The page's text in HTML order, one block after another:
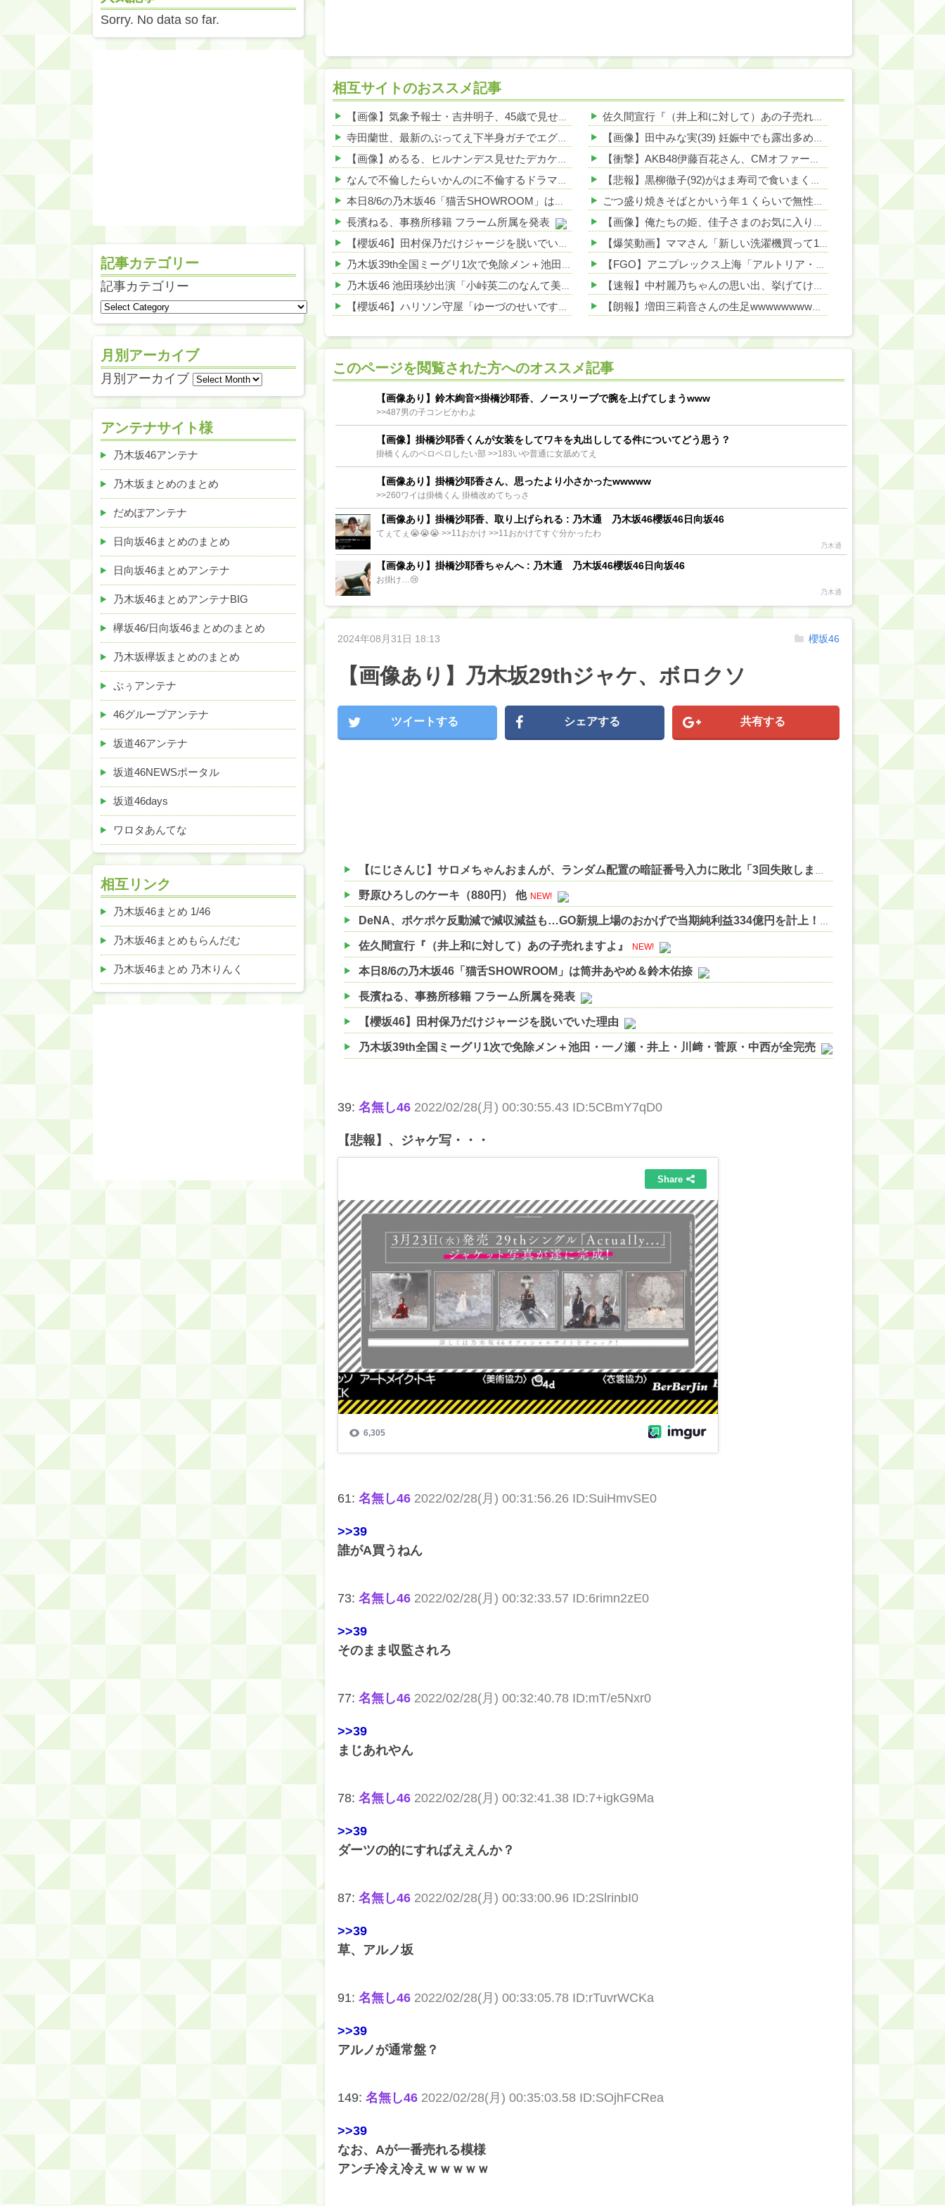
相互サイトのおススメ記事
【画像】気象予報士・吉井明子、45歳で見せたビキニ姿がHすぎる 他 NEW!
寺田蘭世、最新のぶってえ下半身ガチでエグいって・・・ 他 NEW!
【画像】めるる、ヒルナンデス見せたデカケツがそそる 他 NEW!
なんで不倫したらいかんのに不倫するドラマが流行るんや？ 他 NEW!
本日8/6の乃木坂46「猫舌SHOWROOM」は筒井あやめ＆鈴木佑捺
長濱ねる、事務所移籍 フラーム所属を発表
【櫻坂46】田村保乃だけジャージを脱いでいた理由
乃木坂39th全国ミーグリ1次で免除メン＋池田・一ノ瀬・井上・川﨑・菅原・中西が全完売
乃木坂46 池田瑛紗出演「小峠英二のなんて美だ！」テーマ：徳川家康【2025.8.5 24:00〜 TOKYO MX】
【櫻坂46】ハリソン守屋「ゆーづのせいです」【ラヴィット!】
【日向坂46】この月、何かあるのか！？『お願いバッハ！』ミーグリ日程がこちら
Powered by livedoor 相互RSS
佐久間宣行『（井上和に対して）あの子売れますよ』
【画像】田中みな実(39) 妊娠中でも露出多めのドレス、これノーブラか？
【衝撃】AKB48伊藤百花さん、CMオファーが殺到！CM女王になるらしい？【いともも】
【悲報】黒柳徹子(92)がはま寿司で食いまくった結果ｗｗｗｗｗｗｗｗｗｗｗｗｗｗｗｗｗｗｗｗｗｗｗｗ
ごつ盛り焼きそばとかいう年１くらいで無性に食いたくなるやつｗｗｗｗｗｗｗｗ
【画像】俺たちの姫、佳子さまのお気に入りのドレスがこちらです←コレは可愛過ぎるw w w w w w w w
【爆笑動画】ママさん「新しい洗濯機買って1発目に回したらコレw」←こwれwはw w w w w w w w w w
【FGO】アニプレックス上海「アルトリア・ペンドラゴン」「リリス」【フィギュア化決定】
【速報】中村麗乃ちゃんの思い出、挙げてけwwwwwwwwwww
【朗報】増田三莉音さんの生足wwwwwwwwwwww
乃木坂46『オリコン上半期SG1位獲得!!』←もうこれ今が全盛期だろwwwwww
Powered by livedoor 相互RSS
このページを閲覧された方へのオススメ記事
【画像あり】鈴木絢音×掛橋沙耶香、ノースリーブで腕を上げてしまうwww
>>487男の子コンビかわよ
【画像】掛橋沙耶香くんが女装をしてワキを丸出ししてる件についてどう思う？
掛橋くんのペロペロしたい部 >>183いや普通に女舐めてえ
【画像あり】掛橋沙耶香さん、思ったより小さかったwwwww
>>260ワイは掛橋くん 掛橋改めてちっさ
【画像あり】掛橋沙耶香、取り上げられる : 乃木通 乃木坂46櫻坂46日向坂46
てぇてぇ😭😭😭 >>11おかけ >>11おかけてすぐ分かったわ
乃木通
【画像あり】掛橋沙耶香ちゃんへ : 乃木通 乃木坂46櫻坂46日向坂46
お掛け…😢
乃木通
2024年08月31日 18:13
【画像あり】乃木坂29thジャケ、ボロクソ
櫻坂46
ツイートする シェアする 共有する
【にじさんじ】サロメちゃんおまんが、ランダム配置の暗証番号入力に敗北「3回失敗しましたわ」 他
野原ひろしのケーキ（880円） 他 NEW!
DeNA、ポケポケ反動減で減収減益も…GO新規上場のおかげで当期純利益334億円を計上！売上10.9%減・営業利益46.3%減、第1四半期決算(4-6月) 他
佐久間宣行『（井上和に対して）あの子売れますよ』 NEW!
本日8/6の乃木坂46「猫舌SHOWROOM」は筒井あやめ＆鈴木佑捺
長濱ねる、事務所移籍 フラーム所属を発表
【櫻坂46】田村保乃だけジャージを脱いでいた理由
乃木坂39th全国ミーグリ1次で免除メン＋池田・一ノ瀬・井上・川﨑・菅原・中西が全完売
【櫻坂46】ミーグリで喧嘩！？山下瞳月、これはマジギレしてる
【速報】中村麗乃ちゃんの思い出、挙げてけwwwwwwwwwww
【朗報】増田三莉音さんの生足wwwwwwwwwwww
【川﨑桜】まあ、でも筑駒は断れないだろ？
筒井あやめ、アレをチラリ。こういう偶然の方が官能的だよな？
Powered by livedoor 相互RSS
39: 名無し46 2022/02/28(月) 00:30:55.43 ID:5CBmY7qD0
【悲報】、ジャケ写・・・
61: 名無し46 2022/02/28(月) 00:31:56.26 ID:SuiHmvSE0
>>39
誰がA買うねん
73: 名無し46 2022/02/28(月) 00:32:33.57 ID:6rimn2zE0
>>39
そのまま収監されろ
77: 名無し46 2022/02/28(月) 00:32:40.78 ID:mT/e5Nxr0
>>39
まじあれやん
78: 名無し46 2022/02/28(月) 00:32:41.38 ID:7+igkG9Ma
>>39
ダーツの的にすればええんか？
87: 名無し46 2022/02/28(月) 00:33:00.96 ID:2SlrinbI0
>>39
草、アルノ坂
91: 名無し46 2022/02/28(月) 00:33:05.78 ID:rTuvrWCKa
>>39
アルノが通常盤？
149: 名無し46 2022/02/28(月) 00:35:03.58 ID:SOjhFCRea
>>39
なお、Aが一番売れる模様
アンチ冷え冷えｗｗｗｗｗ
Sorry. No data so far.
記事カテゴリー
記事カテゴリー
月別アーカイブ
月別アーカイブ
アンテナサイト様
乃木坂46アンテナ
乃木坂まとめのまとめ
だめぽアンテナ
日向坂46まとめのまとめ
日向坂46まとめアンテナ
乃木坂46まとめアンテナBIG
欅坂46/日向坂46まとめのまとめ
乃木坂欅坂まとめのまとめ
ぷぅアンテナ
46グループアンテナ
坂道46アンテナ
坂道46NEWSポータル
坂道46days
ワロタあんてな
相互リンク
乃木坂46まとめ 1/46
乃木坂46まとめもらんだむ
乃木坂46まとめ 乃木りんく